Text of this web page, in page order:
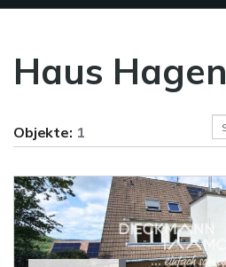
Haus Hagen
Objekte: 1